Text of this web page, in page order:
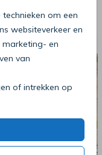
om een
websiteverkeer en
en
van
of intrekken op
ook iets